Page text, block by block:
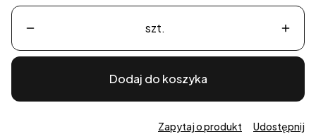
szt.
Dodaj do koszyka
Zapytaj o produkt Udostępnij